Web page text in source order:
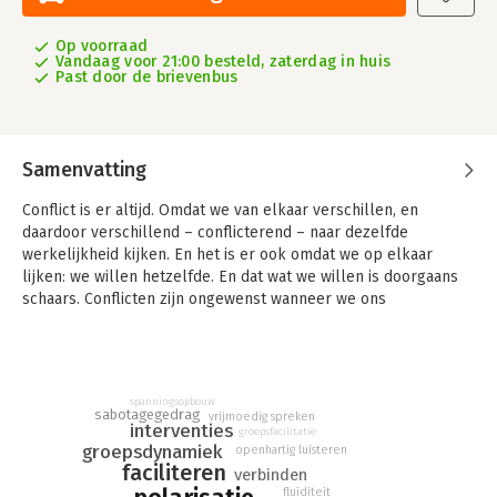
Op voorraad
Vandaag voor 21:00 besteld, zaterdag in huis
Past door de brievenbus
Samenvatting
Conflict is er altijd. Omdat we van elkaar verschillen, en
daardoor verschillend – conflicterend – naar dezelfde
werkelijkheid kijken. En het is er ook omdat we op elkaar
lijken: we willen hetzelfde. En dat wat we willen is doorgaans
schaars. Conflicten zijn ongewenst wanneer we ons
gemobiliseerd in wij-zijn denken. Dat wordt problematisch
wanneer we elkaar vastzetten vanuit monopolies op de
waarheid, en elkaar niet meer kunnen horen.
Dit boekje gaat over interventies die helpen om conflicten en
faciliteren
groepsdynamiek
interventies
verbinden
sabotagegedrag
spanningsopbouw
vrijmoedig spreken
openhartig luisteren
groepsfacilitatie
fluïditeit